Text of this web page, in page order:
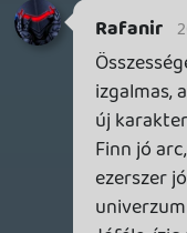
csinál sok
mint kevés
gyengébb
nem akármiről
ról. Nincs elég
kellene (azt is).
kiső